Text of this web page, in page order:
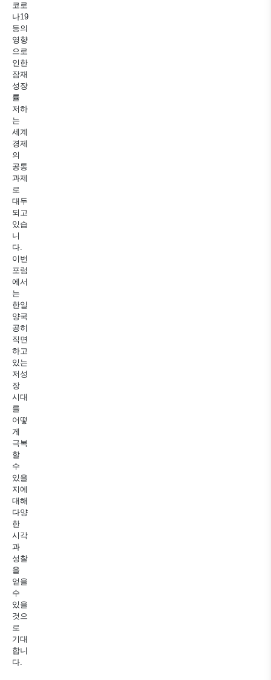
코로
나19
등의
영향
으로
인한
잠재
성장
률
저하
는
세계
경제
의
공통
과제
로
대두
되고
있습
니
다.
이번
포럼
에서
는
한일
양국
공히
직면
하고
있는
저성
장
시대
를
어떻
게
극복
할
수
있을
지에
대해
다양
한
시각
과
성찰
을
얻을
수
있을
것으
로
기대
합니
다.